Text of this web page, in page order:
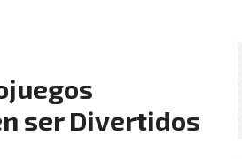
ser Divertidos